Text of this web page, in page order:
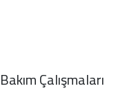
Çalışmaları